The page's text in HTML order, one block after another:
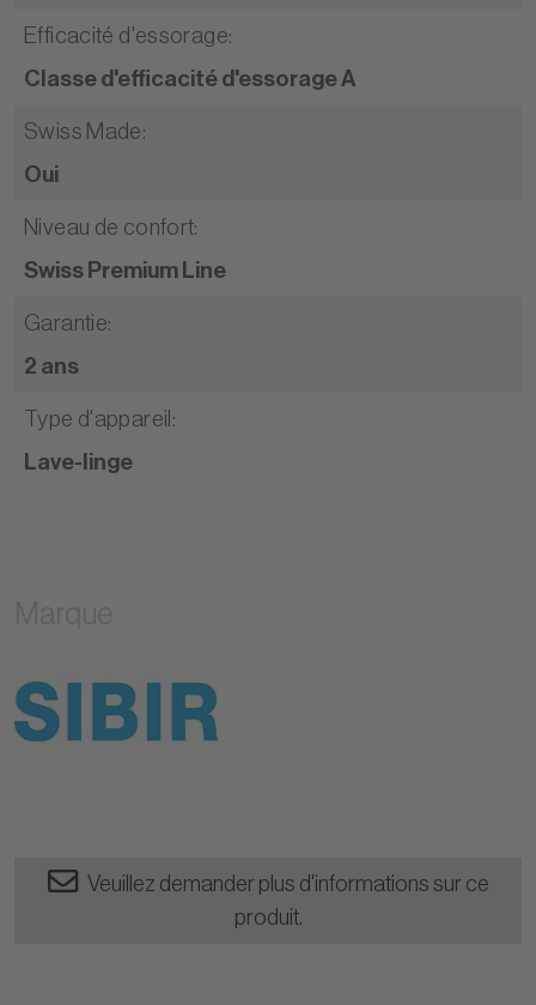
Efficacité d'essorage:
Classe d'efficacité d'essorage A
Swiss Made:
Oui
Niveau de confort:
Swiss Premium Line
Garantie:
2 ans
Type d'appareil :
Lave-linge
Veuillez demander plus d'informations sur ce
produit.